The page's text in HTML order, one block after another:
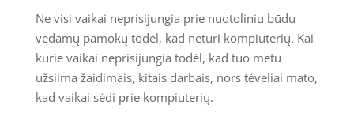
Ne visi vaikai neprisijungia prie nuotoliniu būdu
vedamų pamokų todėl, kad neturi kompiuterių. Kai
kurie vaikai neprisijungia todėl, kad tuo metu
užsiima žaidimais, kitais darbais, nors tėveliai mato,
kad vaikai sėdi prie kompiuterių.